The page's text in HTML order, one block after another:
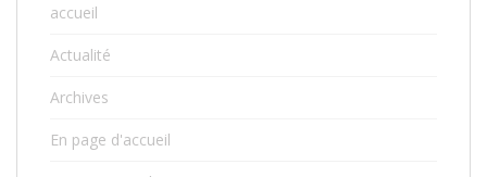
accueil
Actualité
Archives
En page d'accueil